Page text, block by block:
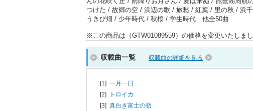
つけた / 故郷の空 / 浜辺の歌 / 旅愁 / 紅葉 / 里の秋 / 浜
うきび畑 / 少年時代 / 秋桜 / 学生時代 他全50曲
※この商品は（GTW01089559）の価格を変更いたしま
収載曲一覧 収載曲の詳細を見る
[1] 一月一日
[2]
トロイカ
[3] 真白き富士の嶺